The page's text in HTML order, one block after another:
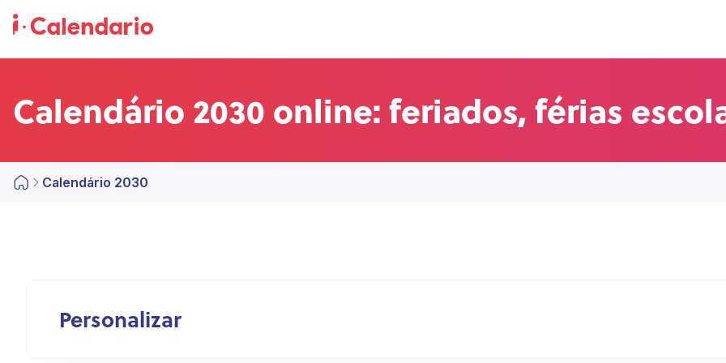
Calendário 2030 online: feriados, férias
Calendário 2030
Personalizar